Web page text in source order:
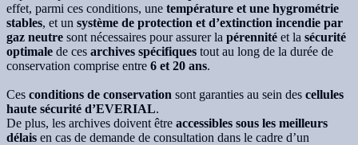
effet, parmi ces conditions, une température et une hygrométrie
stables, et un système de protection et d’extinction incendie par
gaz neutre sont nécessaires pour assurer la pérennité et la sécurité
optimale de ces archives spécifiques tout au long de la durée de
conservation comprise entre 6 et 20 ans.
Ces conditions de conservation sont garanties au sein des cellules
haute sécurité d’EVERIAL.
De plus, les archives doivent être accessibles sous les meilleurs
délais en cas de demande de consultation dans le cadre d’un